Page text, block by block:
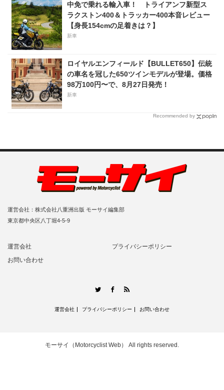
中免で乗れる輸入車！ トライアンフ新型ス
ラクストン400＆トラッカー400本音レビュー
【身長154cmの足着きは？】
新車
ロイヤルエンフィールド【BULLET650】伝統
の車名を冠した650ツインモデルが登場。価格
98万100円〜で、8月27日発売！
新車
Recommended by
運営会社：株式会社八重洲出版 モーサイ編集部
東京都中央区八丁堀4-5-9
運営会社
プライバシーポリシー
お問い合わせ
TwitterFacebook
運営会社 プライバシーポリシー お問い合わせ
モーサイ（Motorcyclist Web） All rights reserved.